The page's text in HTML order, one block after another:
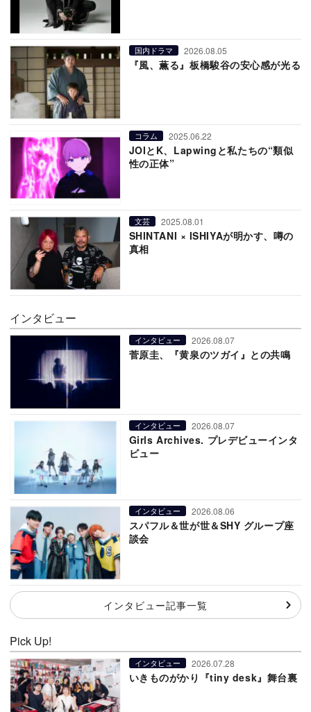
国内ドラマ 2026.08.05
『風、薫る』板橋駿谷の安心感が光る
コラム 2025.06.22
JOIとK、Lapwingと私たちの“類似
性の正体”
文芸 2025.08.01
SHINTANI × ISHIYAが明かす、噂の
真相
インタビュー
インタビュー 2026.08.07
菅原圭、『黄泉のツガイ』との共鳴
インタビュー 2026.08.07
Girls Archives. プレデビューインタ
ビュー
インタビュー 2026.08.06
スパフル＆世が世＆SHY グループ座
談会
インタビュー記事一覧
Pick Up!
インタビュー 2026.07.28
いきものがかり『tiny desk』舞台裏